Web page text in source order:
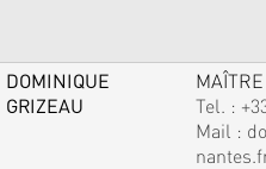
DOMINIQUE
GRIZEAU
Tel. :
Mail :